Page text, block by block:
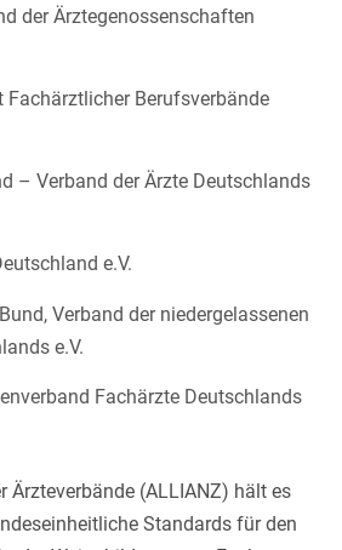
der Ärztegenossenschaften
Fachärztlicher Berufsverbände
– Verband der Ärzte Deutschlands
e.V.
Verband der niedergelassenen
e.V.
Fachärzte Deutschlands
Ärzteverbände (ALLIANZ) hält es
Standards für den